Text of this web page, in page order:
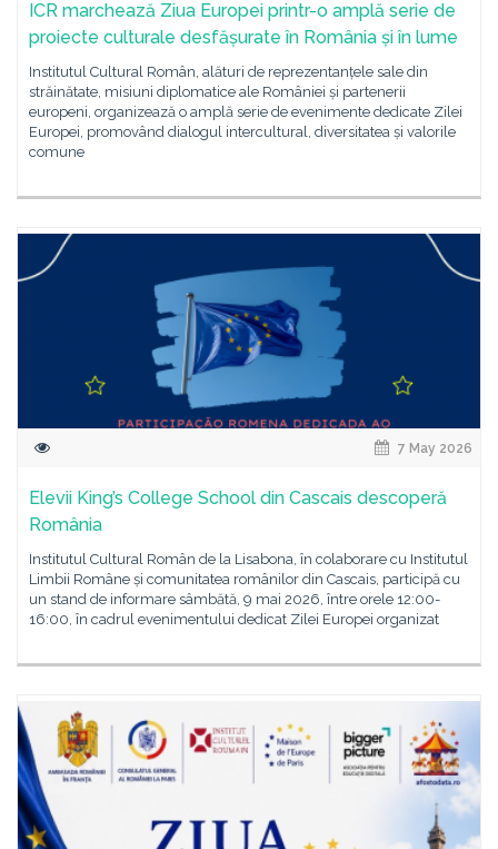
ICR marchează Ziua Europei printr-o amplă serie de
proiecte culturale desfășurate în România și în lume
Institutul Cultural Român, alături de reprezentanțele sale din
străinătate, misiuni diplomatice ale României și partenerii
europeni, organizează o amplă serie de evenimente dedicate Zilei
Europei, promovând dialogul intercultural, diversitatea și valorile
comune
7 May 2026
Elevii King’s College School din Cascais descoperă
România
Institutul Cultural Român de la Lisabona, în colaborare cu Institutul
Limbii Române și comunitatea românilor din Cascais, participă cu
un stand de informare sâmbătă, 9 mai 2026, între orele 12:00-
16:00, în cadrul evenimentului dedicat Zilei Europei organizat